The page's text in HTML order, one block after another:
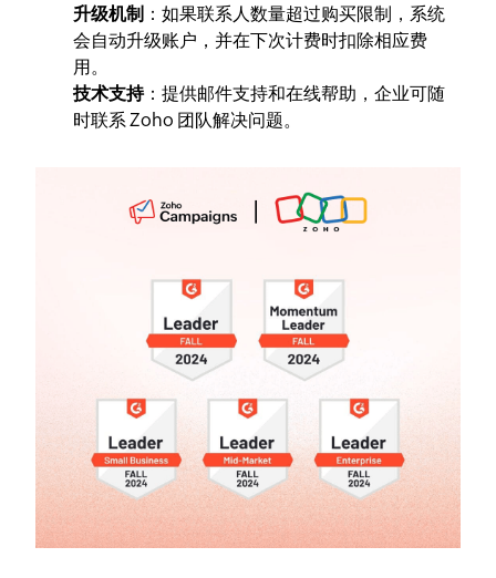
升级机制 ：如果联系人数量超过购买限制，系统
会自动升级账户，并在下次计费时扣除相应费
用。
技术支持：提供邮件支持和在线帮助，企业可随
时联系 Zoho 团队解决问题。